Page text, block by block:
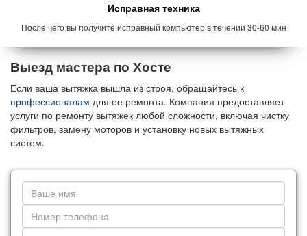
Исправная техника
После чего вы получите исправный компьютер в течении 30-60 мин
Выезд мастера по Хосте
Если ваша вытяжка вышла из строя, обращайтесь к
профессионалам для ее ремонта. Компания предоставляет
услуги по ремонту вытяжек любой сложности, включая чистку
фильтров, замену моторов и установку новых вытяжных
систем.